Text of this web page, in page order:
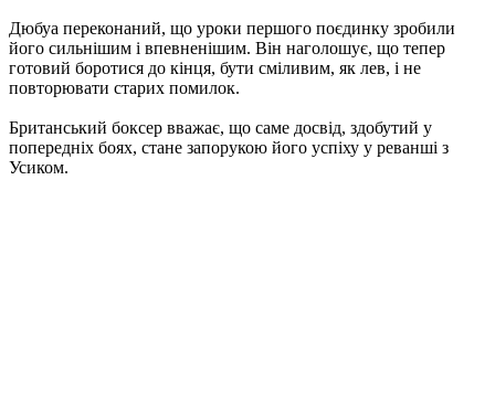
Дюбуа переконаний, що уроки першого поєдинку зробили
його сильнішим і впевненішим. Він наголошує, що тепер
готовий боротися до кінця, бути сміливим, як лев, і не
повторювати старих помилок.
Британський боксер вважає, що саме досвід, здобутий у
попередніх боях, стане запорукою його успіху у реванші з
Усиком.